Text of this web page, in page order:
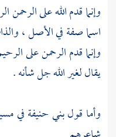
وإنما قدم الله على
اسما صفة في الأصل ،
وإنما قدم الرحمن على
يقال لغير الله جل شأنه .
وأما قولبني حنيفةفي